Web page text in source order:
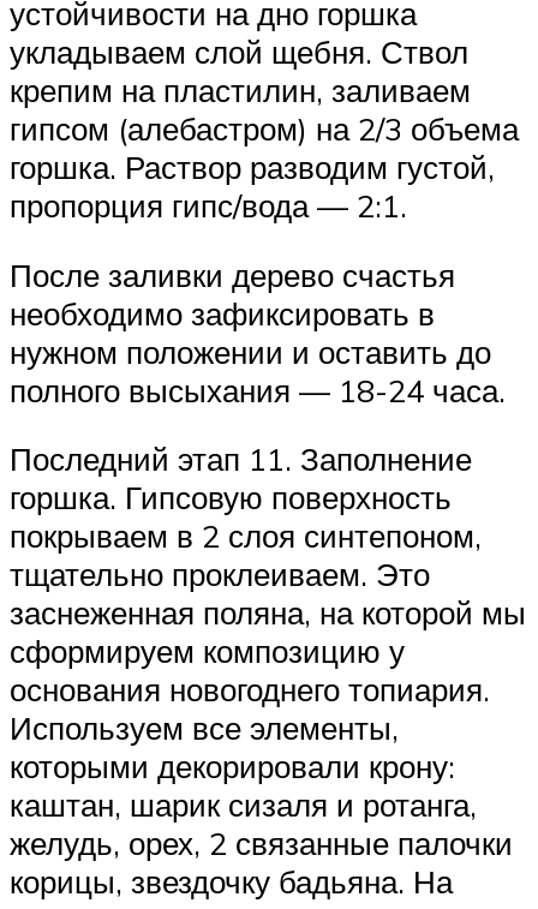
устойчивости на дно горшка
укладываем слой щебня. Ствол
крепим на пластилин, заливаем
гипсом (алебастром) на 2/3 объема
горшка. Раствор разводим густой,
пропорция гипс/вода — 2:1.
После заливки дерево счастья
необходимо зафиксировать в
нужном положении и оставить до
полного высыхания — 18-24 часа.
Последний этап 11. Заполнение
горшка. Гипсовую поверхность
покрываем в 2 слоя синтепоном,
тщательно проклеиваем. Это
заснеженная поляна, на которой мы
сформируем композицию у
основания новогоднего топиария.
Используем все элементы,
которыми декорировали крону:
каштан, шарик сизаля и ротанга,
желудь, орех, 2 связанные палочки
корицы, звездочку бадьяна. На